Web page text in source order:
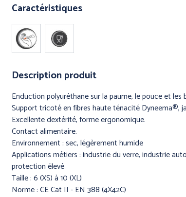
AU
Caractéristiques
Description produit
Enduction polyuréthane sur la paume, le pouce et
Support tricoté en fibres haute ténacité Dyneema®,
Excellente dextérité, forme ergonomique.
Contact alimentaire.
Environnement : sec, légèrement humide
Applications métiers : industrie du verre, industrie
protection élevé
Taille : 6 (XS) à 10 (XL)
Norme : CE Cat II - EN 388 (4X42C)